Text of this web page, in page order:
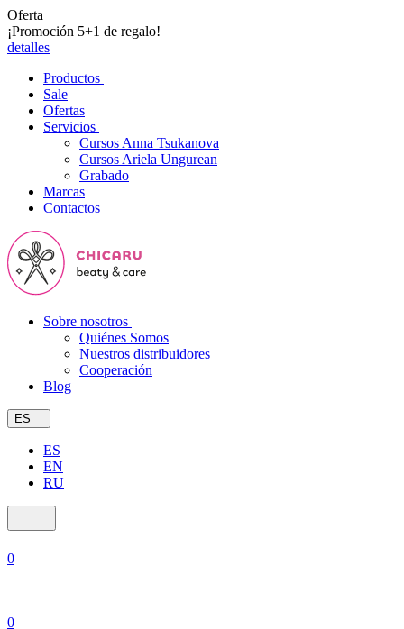
Oferta
¡Promoción 5+1 de regalo!
detalles
Productos
Sale
Ofertas
Servicios
Cursos Anna Tsukanova
Cursos Ariela Ungurean
Grabado
Marcas
Contactos
Sobre nosotros
Quiénes Somos
Nuestros distribuidores
Cooperación
Blog
ES
ES
EN
RU
0
0